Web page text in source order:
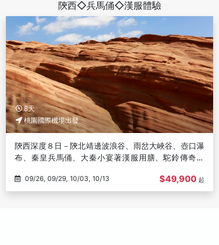
陝西◇兵馬俑◇漢服體驗
8天
桃園國際機場出發
陝西深度８日－陝北靖邊波浪谷、雨岔大峽谷、壺口瀑
布、秦皇兵馬俑、大秦小宴著漢服用膳、駝鈴傳奇秀
09/26, 09/29, 10/03, 10/13 $49,900 起